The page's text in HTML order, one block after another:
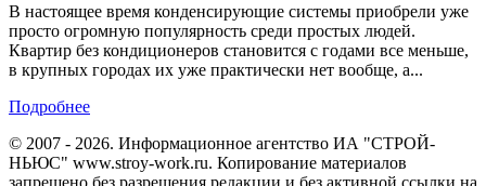
В настоящее время конденсирующие системы приобрели уже
просто огромную популярность среди простых людей.
Квартир без кондиционеров становится с годами все меньше,
в крупных городах их уже практически нет вообще, а...
Подробнее
© 2007 - 2026. Информационное агентство ИА "СТРОЙ-
НЬЮС" www.stroy-work.ru. Копирование материалов
запрещено без разрешения редакции и без активной ссылки на